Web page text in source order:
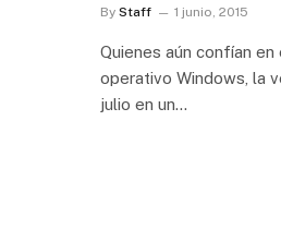
By Staff 1 junio, 2015
Quienes aún confían
operativo Windows, la
julio en un…